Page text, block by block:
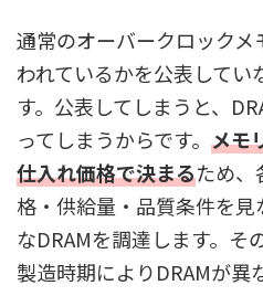
通常のオーバークロックメ
われているかを公表してい
す。公表してしまうと、
ってしまうからです。 メモ
仕入れ価格で決まるため
格・供給量・品質条件を
なDRAMを調達します。そ
製造時期によりDRAMが異